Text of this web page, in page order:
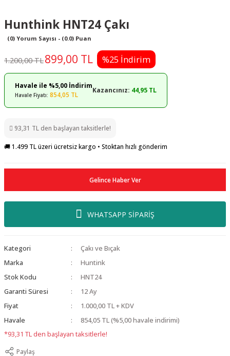
Hunthink HNT24 Çakı
(0) Yorum Sayısı - (0.0) Puan
1.200,00 TL899,00 TL %25 İndirim
Havale ile %5,00 İndirim
Havale Fiyatı: 854,05 TL
Kazancınız: 44,95 TL
93,31 TL den başlayan taksitlerle!
🚚 1.499 TL üzeri ücretsiz kargo • Stoktan hızlı gönderim
Gelince Haber Ver
WHATSAPP SİPARİŞ
Kategori
Çakı ve Bıçak
Marka
Huntink
Stok Kodu
HNT24
Garanti Süresi
12 Ay
Fiyat
1.000,00 TL + KDV
Havale
854,05 TL (%5,00 havale indirimi)
*93,31 TL den başlayan taksitlerle!
Paylaş